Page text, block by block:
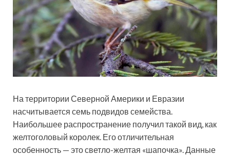
На территории Северной Америки и Евразии
насчитывается семь подвидов семейства.
Наибольшее распространение получил такой вид, как
желтоголовый королек. Его отличительная
особенность — это светло-желтая «шапочка». Данные